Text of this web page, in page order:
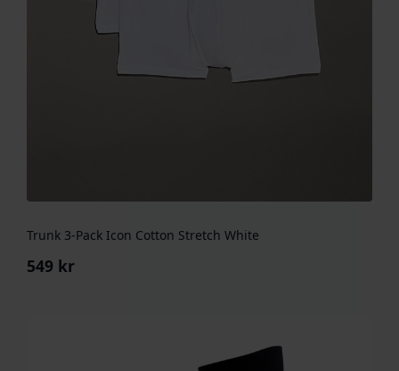
Trunk 3-Pack Icon Cotton Stretch White
549 kr